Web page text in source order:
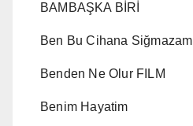
BAMBAŞKA BİRİ
Ben Bu Cihana Siğmazam
Benden Ne Olur FILM
Benim Hayatim